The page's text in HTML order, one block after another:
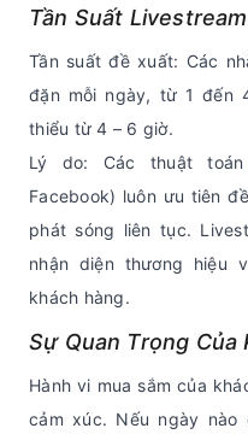
Tần Suất
Tần suất đề xuất: Các
đặn mỗi ngày, từ 1 đến
thiểu từ 4 – 6 giờ.
Lý do: Các thuật
Facebook) luôn ưu tiên
phát sóng liên tục.
nhận diện thương hiệu
khách hàng.
Sự Quan Trọng Của
Hành vi mua sắm của
cảm xúc. Nếu ngày